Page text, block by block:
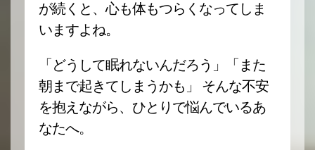
が続くと、心も体もつらくなってしま
いますよね。
「どうして眠れないんだろう」「また
朝まで起きてしまうかも」 そんな不安
を抱えながら、ひとりで悩んでいるあ
なたへ。